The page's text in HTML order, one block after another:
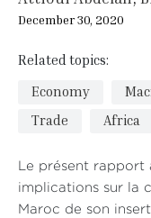
December 30, 2020
Related topics:
Economy
Trade
Africa
Le présent rapport
implications sur la
Maroc de son